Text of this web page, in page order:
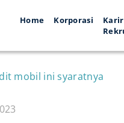
Home Korporasi
mobil ini syaratnya